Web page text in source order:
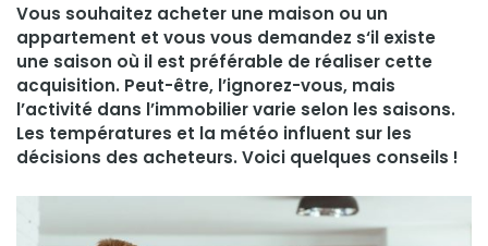
Vous souhaitez acheter une maison ou un
appartement et vous vous demandez s‘il existe
une saison où il est préférable de réaliser cette
acquisition. Peut-être, l’ignorez-vous, mais
l’activité dans l’immobilier varie selon les saisons.
Les températures et la météo influent sur les
décisions des acheteurs. Voici quelques conseils !